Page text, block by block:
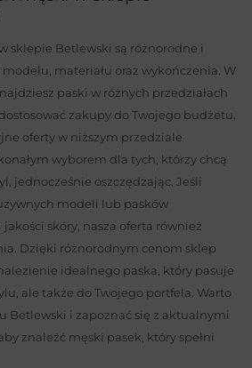
sklepie Betlewski są różnorodne i
materiału oraz wykończenia. W
paski w różnych przedziałach
zakupy do Twojego budżetu.
oferty w niższym przedziale
wyborem dla tych, którzy chcą
jednocześnie oszczędzając. Jeśli
modeli lub pasków
skóry, nasza oferta również
Dzięki różnorodnym cenom sklep
idealnego paska, który pasuje
ale także do Twojego portfela. Warto
Betlewski i zapoznać się z aktualnymi
znaleźć męski pasek, który spełni